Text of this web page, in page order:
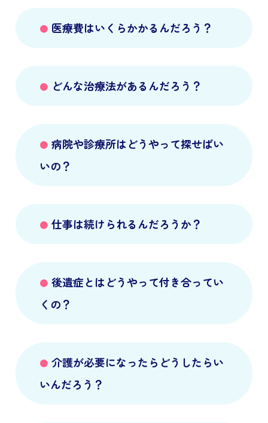
医療費はいくらかかるんだろう？
どんな治療法があるんだろう？
病院や診療所はどうやって探せばい
いの？
仕事は続けられるんだろうか？
後遺症とはどうやって付き合ってい
くの？
介護が必要になったらどうしたらい
いんだろう？